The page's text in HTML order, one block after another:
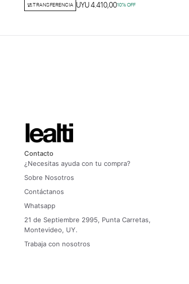
TRANSFERENCIA UYU 4.410,0010% OFF
Contacto
¿Necesitas ayuda con tu compra?
Sobre Nosotros
Contáctanos
Whatsapp
21 de Septiembre 2995, Punta Carretas,
Montevideo, UY.
Trabaja con nosotros